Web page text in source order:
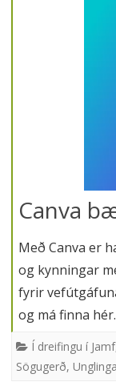
Canva
Með Canva er
og kynningar
fyrir
og má finna
Í dreifingu í Jamf
Sögugerð,